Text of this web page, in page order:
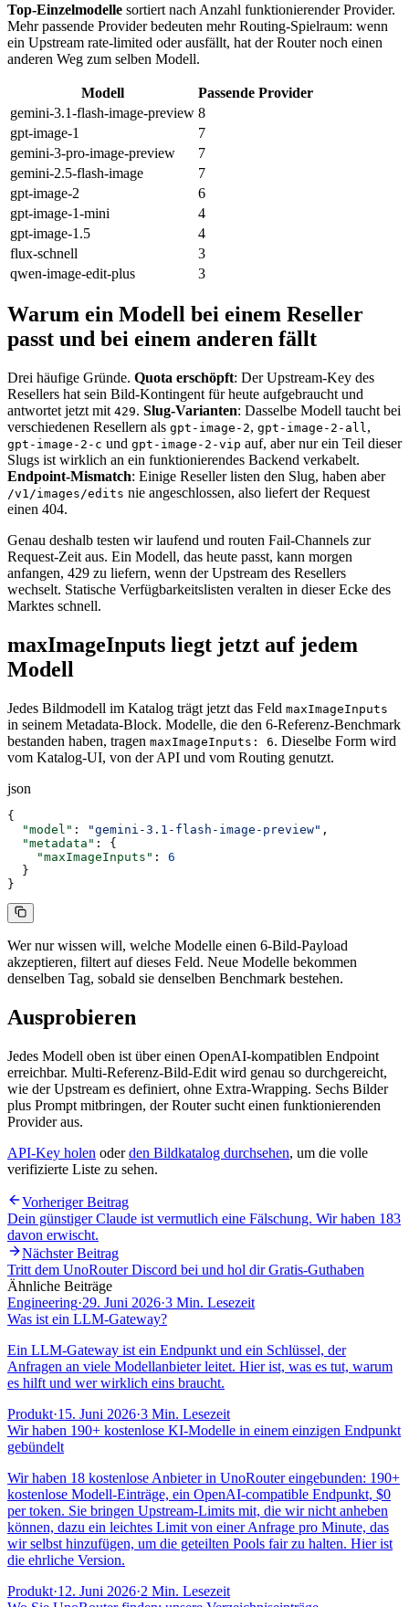
Top-Einzelmodelle sortiert nach Anzahl funktionierender Provider.
Mehr passende Provider bedeuten mehr Routing-Spielraum: wenn
ein Upstream rate-limited oder ausfällt, hat der Router noch einen
anderen Weg zum selben Modell.
Modell
Passende Provider
gemini-3.1-flash-image-preview 8
gpt-image-1
7
gemini-3-pro-image-preview
7
gemini-2.5-flash-image
7
gpt-image-2
6
gpt-image-1-mini
4
gpt-image-1.5
4
flux-schnell
3
qwen-image-edit-plus
3
Warum ein Modell bei einem Reseller
passt und bei einem anderen fällt
Drei häufige Gründe. Quota erschöpft: Der Upstream-Key des
Resellers hat sein Bild-Kontingent für heute aufgebraucht und
antwortet jetzt mit 429. Slug-Varianten: Dasselbe Modell taucht bei
verschiedenen Resellern als gpt-image-2, gpt-image-2-all,
gpt-image-2-c und gpt-image-2-vip auf, aber nur ein Teil dieser
Slugs ist wirklich an ein funktionierendes Backend verkabelt.
Endpoint-Mismatch: Einige Reseller listen den Slug, haben aber
/v1/images/edits nie angeschlossen, also liefert der Request
einen 404.
Genau deshalb testen wir laufend und routen Fail-Channels zur
Request-Zeit aus. Ein Modell, das heute passt, kann morgen
anfangen, 429 zu liefern, wenn der Upstream des Resellers
wechselt. Statische Verfügbarkeitslisten veralten in dieser Ecke des
Marktes schnell.
maxImageInputs liegt jetzt auf jedem
Modell
Jedes Bildmodell im Katalog trägt jetzt das Feld maxImageInputs
in seinem Metadata-Block. Modelle, die den 6-Referenz-Benchmark
bestanden haben, tragen maxImageInputs: 6. Dieselbe Form wird
vom Katalog-UI, von der API und vom Routing genutzt.
json
{
  "
model " : "gemini-3.1-flash-image-preview" ,
  "
metadata " :
{
    "
maxImageInputs " :
6
  }
}
Wer nur wissen will, welche Modelle einen 6-Bild-Payload
akzeptieren, filtert auf dieses Feld. Neue Modelle bekommen
denselben Tag, sobald sie denselben Benchmark bestehen.
Ausprobieren
Jedes Modell oben ist über einen OpenAI-kompatiblen Endpoint
erreichbar. Multi-Referenz-Bild-Edit wird genau so durchgereicht,
wie der Upstream es definiert, ohne Extra-Wrapping. Sechs Bilder
plus Prompt mitbringen, der Router sucht einen funktionierenden
Provider aus.
API-Key holen oderden Bildkatalog durchsehen, um die volle
verifizierte Liste zu sehen.
Vorheriger Beitrag
Dein günstiger Claude ist vermutlich eine Fälschung. Wir haben 183
davon erwischt.
Nächster Beitrag
Tritt dem UnoRouter Discord bei und hol dir Gratis-Guthaben
Ähnliche Beiträge
Engineering·29. Juni 2026·3 Min. Lesezeit
Was ist ein LLM-Gateway?
Ein LLM-Gateway ist ein Endpunkt und ein Schlüssel, der
Anfragen an viele Modellanbieter leitet. Hier ist, was es tut, warum
es hilft und wer wirklich eins braucht.
Produkt·15. Juni 2026·3 Min. Lesezeit
Wir haben 190+ kostenlose KI-Modelle in einem einzigen Endpunkt
gebündelt
Wir haben 18 kostenlose Anbieter in UnoRouter eingebunden: 190+
kostenlose Modell-Einträge, ein OpenAI-compatible Endpunkt, $0
per token. Sie bringen Upstream-Limits mit, die wir nicht anheben
können, dazu ein leichtes Limit von einer Anfrage pro Minute, das
wir selbst hinzufügen, um die geteilten Pools fair zu halten. Hier ist
die ehrliche Version.
Produkt·12. Juni 2026·2 Min. Lesezeit